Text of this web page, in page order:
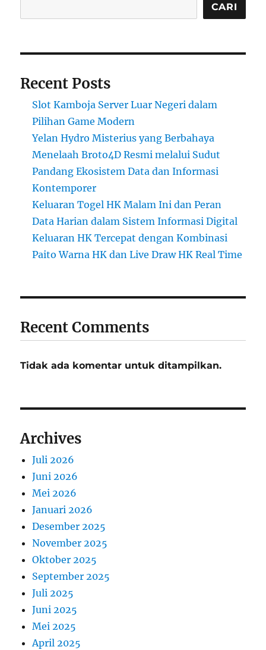
CARI
Recent Posts
Slot Kamboja Server Luar Negeri dalam
Pilihan Game Modern
Yelan Hydro Misterius yang Berbahaya
Menelaah Broto4D Resmi melalui Sudut
Pandang Ekosistem Data dan Informasi
Kontemporer
Keluaran Togel HK Malam Ini dan Peran
Data Harian dalam Sistem Informasi Digital
Keluaran HK Tercepat dengan Kombinasi
Paito Warna HK dan Live Draw HK Real Time
Recent Comments
Tidak ada komentar untuk ditampilkan.
Archives
Juli 2026
Juni 2026
Mei 2026
Januari 2026
Desember 2025
November 2025
Oktober 2025
September 2025
Juli 2025
Juni 2025
Mei 2025
April 2025